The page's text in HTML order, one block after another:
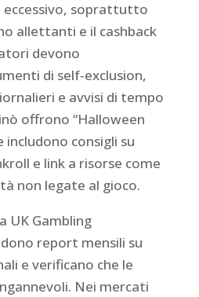
eccessivo, soprattutto
allettanti e il cashback
devono
di self‑exclusion,
e avvisi di tempo
offrono “Halloween
includono consigli su
e link a risorse come
non legate al gioco.
UK Gambling
report mensili su
e verificano che le
Nei mercati